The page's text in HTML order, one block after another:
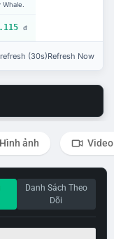
đ
(30s)Refresh Now
Hình ảnh Video
Danh Sách Theo
Dõi